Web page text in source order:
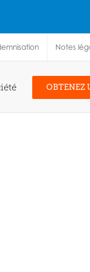
Notes
OBTENEZ